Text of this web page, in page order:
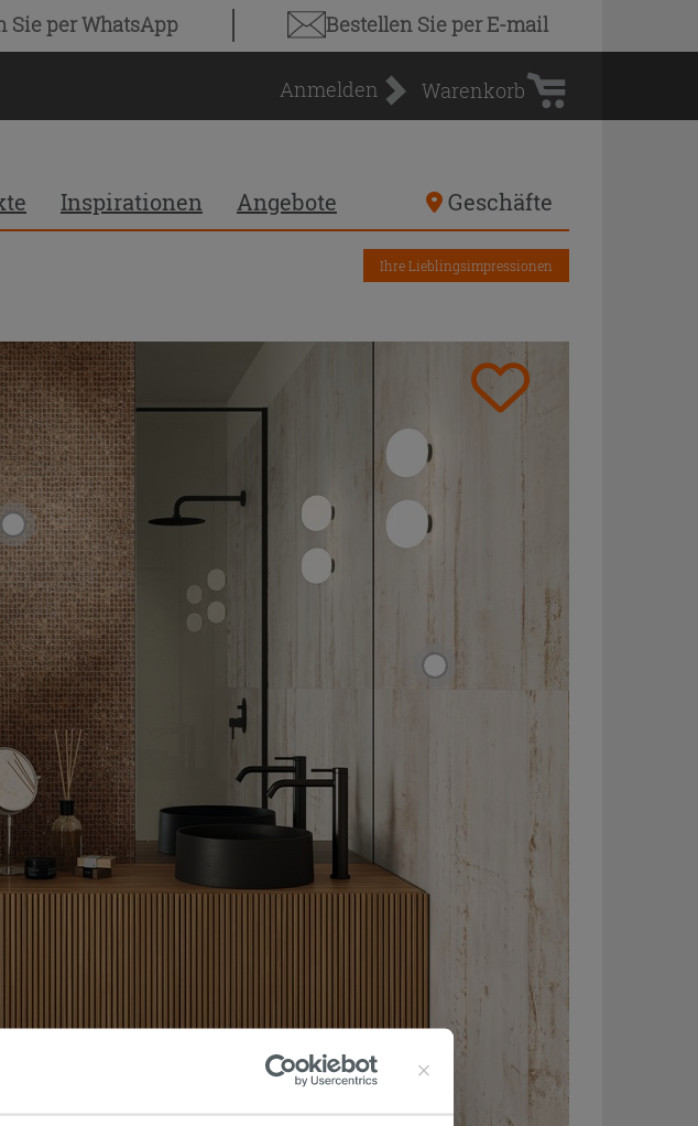
Sieper WhatsApp Bestellen Sieper E-mail
Anmelden
Warenkorb
Warenkorb
Inspirationen Angebote Geschäfte
Ihre Lieblingsimpressionen